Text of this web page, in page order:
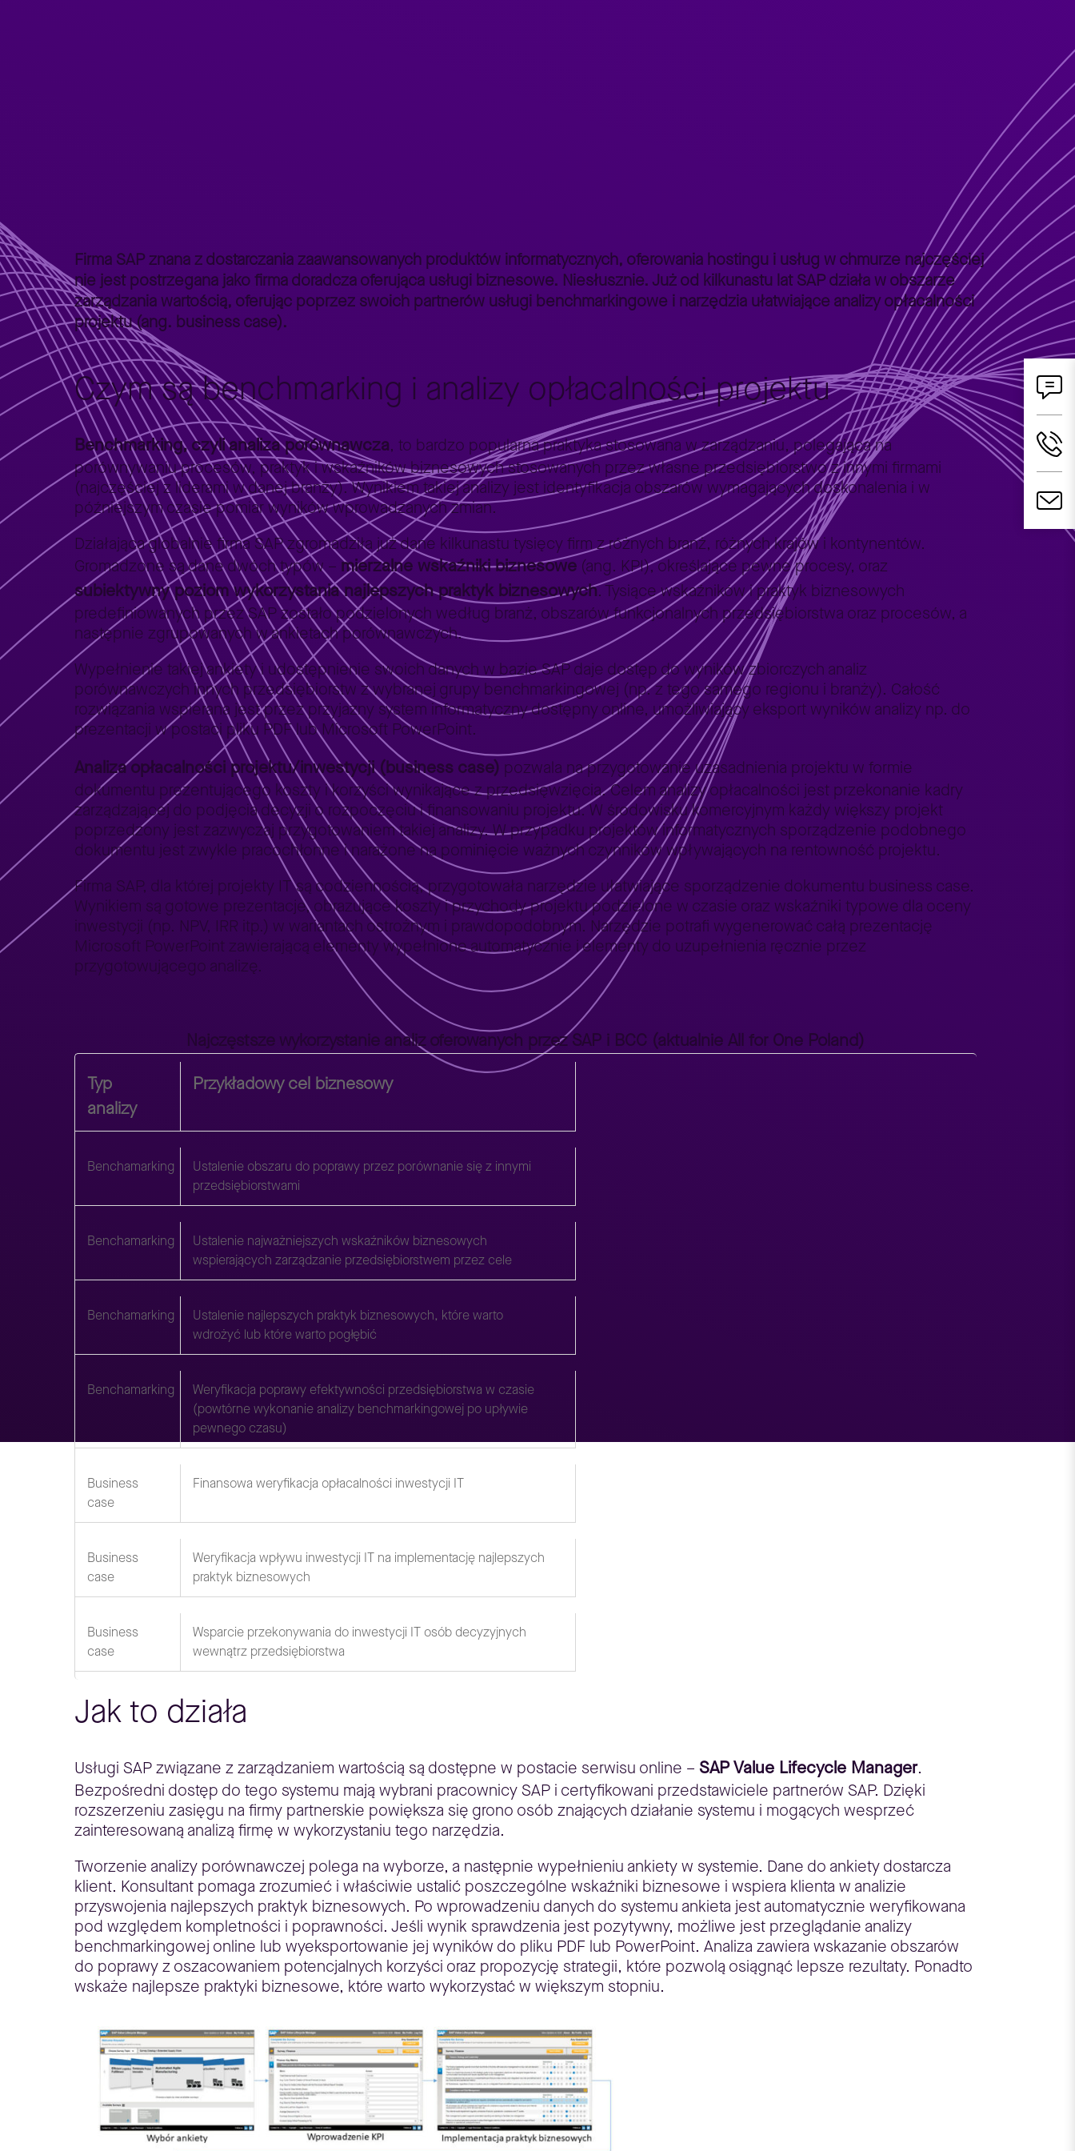
Firma SAP znana z dostarczania zaawansowanych produktów informatycznych, oferowania hostingu i usług w chmurze najczęściej
nie jest postrzegana jako firma doradcza oferująca usługi biznesowe. Niesłusznie. Już od kilkunastu lat SAP działa w obszarze
zarządzania wartością, oferując poprzez swoich partnerów usługi benchmarkingowe i narzędzia ułatwiające analizy opłacalności
projektu (ang. business case).
Czym są benchmarking i analizy opłacalności projektu
Benchmarking, czyli analiza porównawcza, to bardzo popularna praktyka stosowana w zarządzaniu, polegająca na
porównywaniu procesów, praktyk i wskaźników biznesowych stosowanych przez własne przedsiębiorstwo z innymi firmami
(najczęściej z liderami w danej branży). Wynikiem takiej analizy jest identyfikacja obszarów wymagających doskonalenia i w
późniejszym czasie pomiar wyników wprowadzanych zmian.
Działająca globalnie firma SAP zgromadziła już dane kilkunastu tysięcy firm z różnych branż, różnych krajów i kontynentów.
Gromadzone są dane dwóch typów – mierzalne wskaźniki biznesowe (ang. KPI), określające pewne procesy, oraz
subiektywny poziom wykorzystania najlepszych praktyk biznesowych. Tysiące wskaźników i praktyk biznesowych
predefiniowanych przez SAP zostało podzielonych według branż, obszarów funkcjonalnych przedsiębiorstwa oraz procesów, a
następnie zgrupowanych w ankietach porównawczych.
Wypełnienie takiej ankiety i udostępnienie swoich danych w bazie SAP daje dostęp do wyników zbiorczych analiz
porównawczych innych przedsiębiorstw z wybranej grupy benchmarkingowej (np. z tego samego regionu i branży). Całość
rozwiązania wspierana jest przez przyjazny system informatyczny dostępny online, umożliwiający eksport wyników analizy np. do
prezentacji w postaci pliku PDF lub Microsoft PowerPoint.
Analiza opłacalności projektu/inwestycji (business case) pozwala na przygotowanie uzasadnienia projektu w formie
dokumentu prezentującego koszty i korzyści wynikające z przedsięwzięcia. Celem analizy opłacalności jest przekonanie kadry
zarządzającej do podjęcia decyzji o rozpoczęciu i finansowaniu projektu. W środowisku komercyjnym każdy większy projekt
poprzedzony jest zazwyczaj przygotowaniem takiej analizy. W przypadku projektów informatycznych sporządzenie podobnego
dokumentu jest zwykle pracochłonne i narażone na pominięcie ważnych czynników wpływających na rentowność projektu.
Firma SAP, dla której projekty IT są codziennością, przygotowała narzędzie ułatwiające sporządzenie dokumentu business case.
Wynikiem są gotowe prezentacje, obrazujące koszty i przychody projektu podzielone w czasie oraz wskaźniki typowe dla oceny
inwestycji (np. NPV, IRR itp.) w wariantach ostrożnym i prawdopodobnym. Narzędzie potrafi wygenerować całą prezentację
Microsoft PowerPoint zawierającą elementy wypełnione automatycznie i elementy do uzupełnienia ręcznie przez
przygotowującego analizę.
Najczęstsze wykorzystanie analiz oferowanych przez SAP i BCC (aktualnie All for One Poland)
Typ
analizy
Przykładowy cel biznesowy
Benchamarking
Ustalenie obszaru do poprawy przez porównanie się z innymi
przedsiębiorstwami
Benchamarking
Ustalenie najważniejszych wskaźników biznesowych
wspierających zarządzanie przedsiębiorstwem przez cele
Benchamarking
Ustalenie najlepszych praktyk biznesowych, które warto
wdrożyć lub które warto pogłębić
Benchamarking
Weryfikacja poprawy efektywności przedsiębiorstwa w czasie
(powtórne wykonanie analizy benchmarkingowej po upływie
pewnego czasu)
Business
case
Finansowa weryfikacja opłacalności inwestycji IT
Business
case
Weryfikacja wpływu inwestycji IT na implementację najlepszych
praktyk biznesowych
Business
case
Wsparcie przekonywania do inwestycji IT osób decyzyjnych
wewnątrz przedsiębiorstwa
Jak to działa
Usługi SAP związane z zarządzaniem wartością są dostępne w postacie serwisu online – SAP Value Lifecycle Manager.
Bezpośredni dostęp do tego systemu mają wybrani pracownicy SAP i certyfikowani przedstawiciele partnerów SAP. Dzięki
rozszerzeniu zasięgu na firmy partnerskie powiększa się grono osób znających działanie systemu i mogących wesprzeć
zainteresowaną analizą firmę w wykorzystaniu tego narzędzia.
Tworzenie analizy porównawczej polega na wyborze, a następnie wypełnieniu ankiety w systemie. Dane do ankiety dostarcza
klient. Konsultant pomaga zrozumieć i właściwie ustalić poszczególne wskaźniki biznesowe i wspiera klienta w analizie
przyswojenia najlepszych praktyk biznesowych. Po wprowadzeniu danych do systemu ankieta jest automatycznie weryfikowana
pod względem kompletności i poprawności. Jeśli wynik sprawdzenia jest pozytywny, możliwe jest przeglądanie analizy
benchmarkingowej online lub wyeksportowanie jej wyników do pliku PDF lub PowerPoint. Analiza zawiera wskazanie obszarów
do poprawy z oszacowaniem potencjalnych korzyści oraz propozycję strategii, które pozwolą osiągnąć lepsze rezultaty. Ponadto
wskaże najlepsze praktyki biznesowe, które warto wykorzystać w większym stopniu.